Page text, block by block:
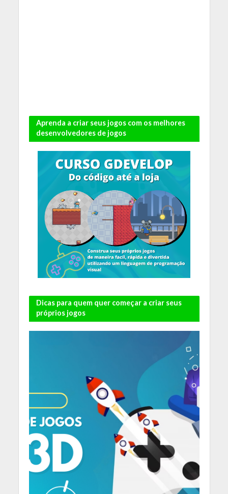
Aprenda a criar seus jogos com os melhores
desenvolvedores de jogos
Dicas para quem quer começar a criar seus
próprios jogos